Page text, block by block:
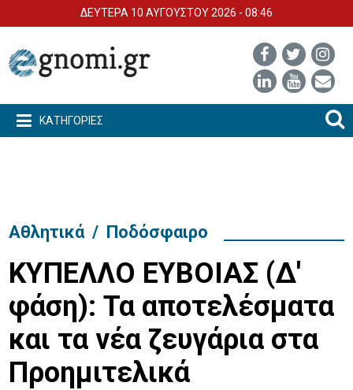
ΔΕΥΤΕΡΑ 10 ΑΥΓΟΥΣΤΟΥ 2026 - 08:46
ΚΑΤΗΓΟΡΙΕΣ
Αθλητικά / Ποδόσφαιρο
ΚΥΠΕΛΛΟ ΕΥΒΟΙΑΣ (Δ'
φάση): Τα αποτελέσματα
και τα νέα ζευγάρια στα
Προημιτελικά